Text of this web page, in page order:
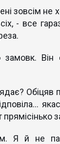
зовсім не
- все
замовк.
Обіцяв
Я й не